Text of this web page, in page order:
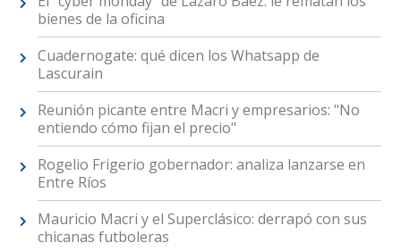
bienes de la oficina
Cuadernogate: qué dicen los Whatsapp de
Lascurain
Reunión picante entre Macri y empresarios: "No
entiendo cómo fijan el precio"
Rogelio Frigerio gobernador: analiza lanzarse en
Entre Ríos
Mauricio Macri y el Superclásico: derrapó con sus
chicanas futboleras